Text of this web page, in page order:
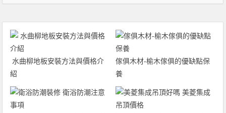
水曲柳地板安裝方法與價格介
紹
傢俱木材-榆木傢俱的優缺點保
養